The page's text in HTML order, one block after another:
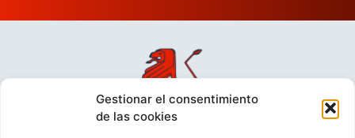
Gestionar el consentimiento
de las cookies